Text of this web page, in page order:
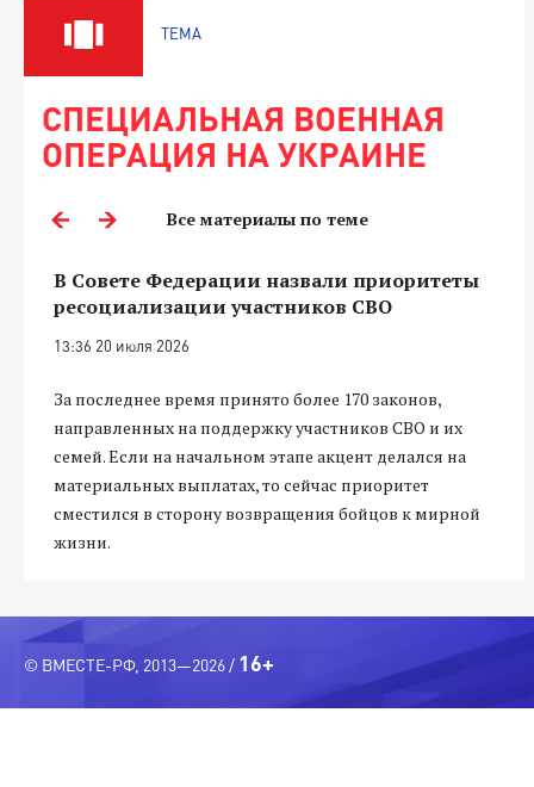
ТЕМА
СПЕЦИАЛЬНАЯ ВОЕННАЯ
ОПЕРАЦИЯ НА УКРАИНЕ
Все материалы по теме
В Совете Федерации назвали приоритеты
ресоциализации участников СВО
13:36 20 июля 2026
За последнее время принято более 170 законов,
направленных на поддержку участников СВО и их
семей. Если на начальном этапе акцент делался на
материальных выплатах, то сейчас приоритет
сместился в сторону возвращения бойцов к мирной
жизни.
© ВМЕСТЕ-РФ, 2013—2026 / 16+